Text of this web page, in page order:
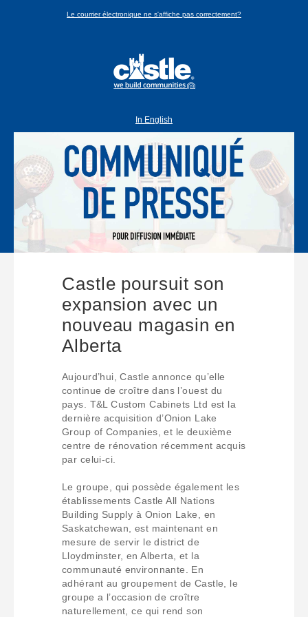
Le courrier électronique ne s'affiche pas correctement?
In English
Castle poursuit son
expansion avec un
nouveau magasin en
Alberta
Aujourd’hui, Castle annonce qu’elle
continue de croître dans l’ouest du
pays. T&L Custom Cabinets Ltd est la
dernière acquisition d’Onion Lake
Group of Companies, et le deuxième
centre de rénovation récemment acquis
par celui-ci.
Le groupe, qui possède également les
établissements Castle All Nations
Building Supply à Onion Lake, en
Saskatchewan, est maintenant en
mesure de servir le district de
Lloydminster, en Alberta, et la
communauté environnante. En
adhérant au groupement de Castle, le
groupe a l’occasion de croître
naturellement, ce qui rend son